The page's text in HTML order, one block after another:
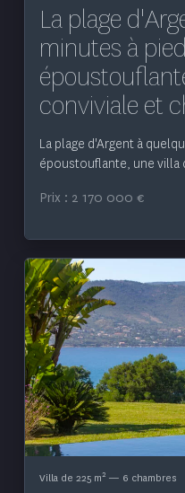
La plage
minutes à
conviviale et
La plage d'Argent à
époustouflante, une villa
Prix : 2 170 000 €
Villa de 225 m2— 6 chambres